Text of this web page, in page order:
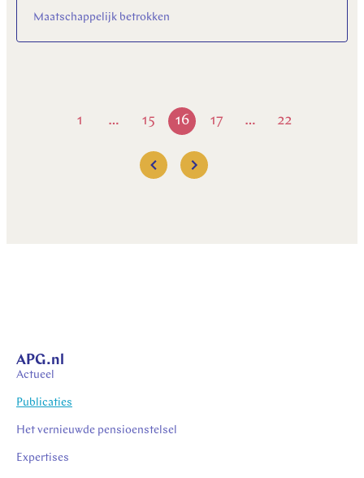
Maatschappelijk betrokken
1 … 15 16 17 … 22
APG.nl
Actueel
Publicaties
Het vernieuwde pensioenstelsel
Expertises